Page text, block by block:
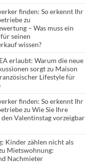
finden: So erkennt Ihr
zu
– Was muss ein
seinen
wissen?
erlaubt: Warum die neue
sorgtzu Maison
Lifestyle für
finden: So erkennt Ihr
zu Wie Sie Ihre
Valentinstag vorzeigbar
Kinder zählen nicht als
Mietswohnung:
Nachmieter